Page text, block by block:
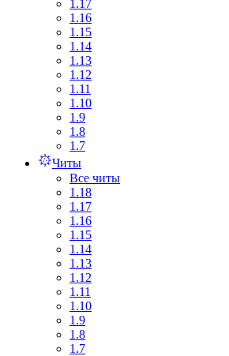
1.17
1.16
1.15
1.14
1.13
1.12
1.11
1.10
1.9
1.8
1.7
Читы
Все читы
1.18
1.17
1.16
1.15
1.14
1.13
1.12
1.11
1.10
1.9
1.8
1.7